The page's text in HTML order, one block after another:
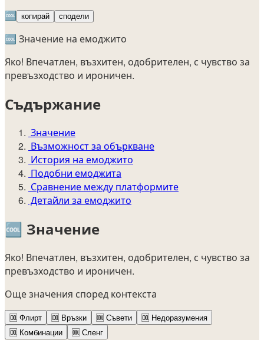
🆒 копирай сподели
🆒 Значение на емоджито
Яко! Впечатлен, възхитен, одобрителен, с чувство за
превъзходство и ироничен.
Съдържание
Значение
Възможност за объркване
История на емоджито
Подобни емоджита
Сравнение между платформите
Детайли за емоджито
🆒 Значение
Яко! Впечатлен, възхитен, одобрителен, с чувство за
превъзходство и ироничен.
Още значения според контекста
🆒 Флирт 🆒 Връзки 🆒 Съвети 🆒 Недоразумения
🆒 Комбинации 🆒 Сленг